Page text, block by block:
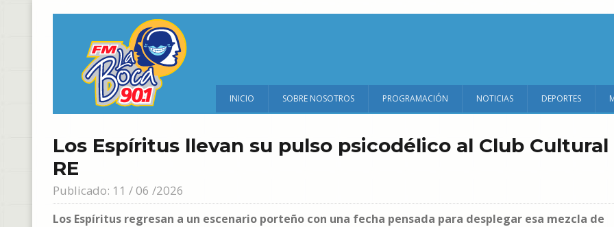
INICIO SOBRE NOSOTROS PROGRAMACIÓN NOTICIAS DEPORTES
Los Espíritus llevan su pulso psicodélico al Club Cultural
RE
Publicado: 11 / 06 /2026
Los Espíritus regresan a un escenario porteño con una fecha pensada para desplegar esa mezcla de